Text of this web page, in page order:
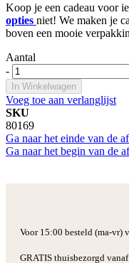
Koop je een cadeau voor
opties niet! We maken je
boven een mooie
Aantal
-
In Winkelwagen
Voeg toe aan verlanglijst
SKU
80169
Ga naar het einde van de
Ga naar het begin van de
Voor 15:00 besteld (ma-vr)
GRATIS thuisbezorgd